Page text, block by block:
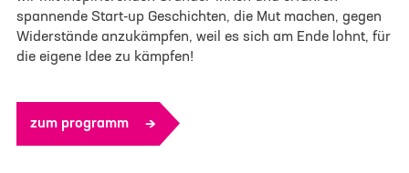
spannende Start-up Geschichten, die Mut machen, gegen
Widerstände anzukämpfen, weil es sich am Ende lohnt, für
die eigene Idee zu kämpfen!
zum programm